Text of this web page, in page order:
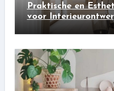
Praktische en
voor